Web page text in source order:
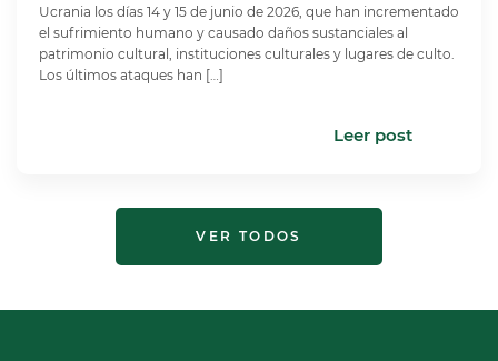
Ucrania los días 14 y 15 de junio de 2026, que han incrementado
el sufrimiento humano y causado daños sustanciales al
patrimonio cultural, instituciones culturales y lugares de culto.
Los últimos ataques han […]
Leer post
VER TODOS